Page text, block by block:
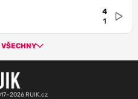
4
1
RUIK.cz